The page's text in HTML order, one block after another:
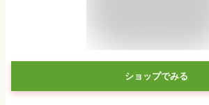
ショップでみる